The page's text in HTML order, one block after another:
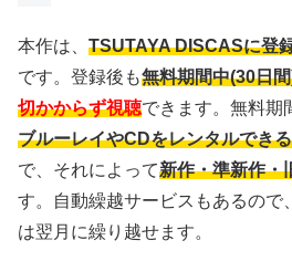
本作は、 TSUTAYA DISCASに登
です。登録後も無料期間中(30日
切かからず視聴できます。無料期
ブルーレイやCDをレンタルでき
で、それによって新作・準新作・
す。自動繰越サービスもあるので
は翌月に繰り越せます。